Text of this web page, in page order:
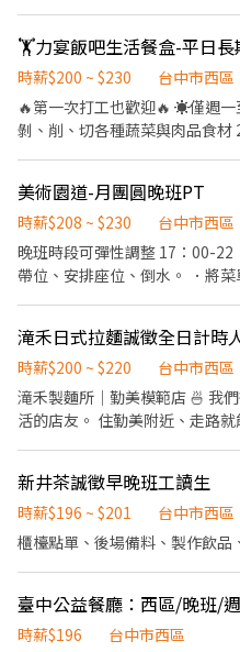
🏋️力宴飯吧生活餐盒-平日長
時薪$200 ~ $230
台中市西區
🔥第一次打工也歡迎🔥 ☀️僅週一至週五營業☀️
剝、削、切各種蔬菜與肉品食材
備機車與駕照） 【排班時段通常為】 09:30-14:30/16:30-19:30
10:00-15:00/17:00-20:00 11:00-
依課表調整 ⭐️有供餐！好吃的
費入場 ⭐️同事搞笑🥸好相處！
美術園道-月團圓晚班PT
時薪$208 ~ $230
台中市西區
晚班時段可彈性調整 17：00-22：00之間 餐飲外場
帶位、安排座位、倒水。 ．將
餐完畢後，負責收拾碗盤與清理
作。 餐飲內場： ．擔任廚師的
作與其他餐廳相關事務。 ．負
清理工作環境、設備和餐具。
時薪$200 ~ $220
台中市西區
滝禾製麵所｜勤美模範店 🍜 我們徵的不是「打工仔」， 是一起過生
活的店友。 住勤美附近、走路就能來上班。 白天一起爆單、晚上一
下班」的老派文化， 忙完老闆還會叫你快回
人帶你、教你。 希望你來這裡不是只有賺錢， 而是認識一群人、留
下一段很青春的日子。✨
新井茶誠徵早晚班工讀生
時薪$196 ~ $201
台中市西區
櫃檯點單、後場備料、製作飲品
臺中公益餐廳：西區/晚班/
時薪$196
台中市西區